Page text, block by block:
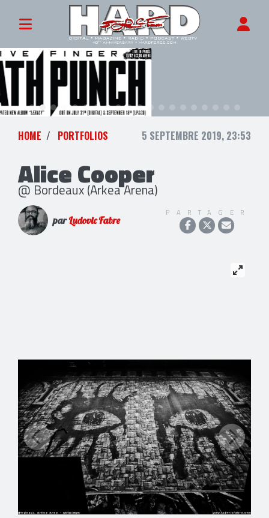
HOME PORTFOLIOS 5 SEPTEMBRE 2019, 23:53
Alice Cooper
@ Bordeaux (Arkea Arena)
parLudovic Fabre
PARTAGER